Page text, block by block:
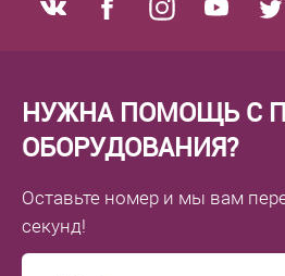
НУЖНА ПОМОЩЬ С
ОБОРУДОВАНИЯ?
Оставьте номер и мы вам
секунд!